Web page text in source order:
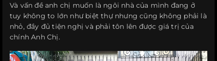
Và vấn đề anh chị muốn là ngôi nhà của mình đang ở
tuy không to lớn như biệt thự nhưng cũng không phải là
nhỏ, đầy đủ tiện nghị và phải tôn lên được giá trị của
chính Anh Chị.